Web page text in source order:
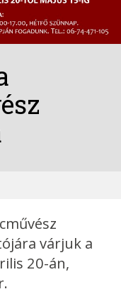
várjuk a
20-án,